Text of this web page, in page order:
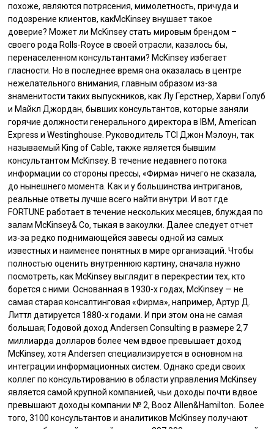
похоже, являются потрясения, мимолетность, причуда и
подозрение клиентов, какMcKinsey внушает такое
доверие? Может ли McKinsey стать мировым брендом –
своего рода Rolls-Royce в своей отрасли, казалось бы,
перенаселенном консультантами? McKinsey избегает
гласности. Но в последнее время она оказалась в центре
нежелательного внимания, главным образом из-за
знаменитости таких выпускников, как Лу Герстнер, Харви Голуб
и Майкл Джордан, бывших консультантов, которые заняли
горячие должности генерального директора в IBM, American
Express и Westinghouse. Руководитель TCI Джон Мэлоун, так
называемый King of Cable, также является бывшим
консультантом McKinsey. В течение недавнего потока
информации со стороны прессы, «Фирма» ничего не сказала,
до нынешнего момента. Как и у большинства интриганов,
реальные ответы лучше всего найти внутри. И вот где
FORTUNE работает в течение нескольких месяцев, блуждая по
залам McKinsey& Со, тыкая в закоулки. Далее следует отчет
из-за редко поднимающейся завесы одной из самых
известных и наименее понятных в мире организаций. Чтобы
полностью оценить внутреннюю картину, сначала нужно
посмотреть, как McKinsey выглядит в перекрестии тех, кто
борется с ними. Основанная в 1930-х годах, McKinsey — не
самая старая консалтинговая «Фирма», например, Артур Д.
Литтл датируется 1880-х годами. И при этом она не самая
большая; Годовой доход Andersen Consulting в размере 2,7
миллиарда долларов более чем вдвое превышает доход
McKinsey, хотя Andersen специализируется в основном на
интеграции информационных систем. Однако среди своих
коллег по консультированию в области управления McKinsey
является самой крупной компанией, чьи доходы почти вдвое
превышают доходы компании № 2, Booz Allen&Hamilton. Более
того, 3100 консультантов и аналитиков McKinsey получают